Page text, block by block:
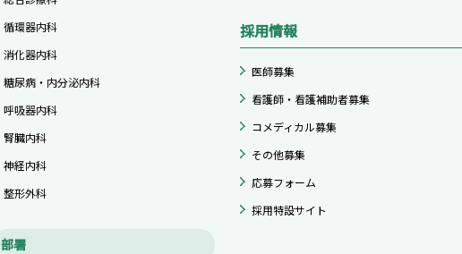
循環器内科
消化器内科
糖尿病・内分泌内科
呼吸器内科
腎臓内科
神経内科
整形外科
部署
採用情報
医師募集
看護師・看護補助者募集
コメディカル募集
その他募集
応募フォーム
採用特設サイト